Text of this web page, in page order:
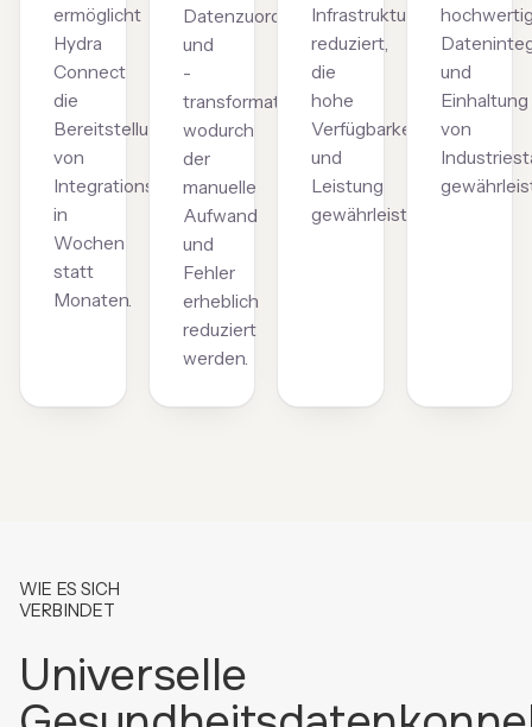
ermöglicht
Hydra
Connect
die
Bereitstellung
von
Integrationsprojekten
in
Wochen
statt
Monaten.
Datenzuordnung
und
-
transformation,
wodurch
der
manuelle
Aufwand
und
Fehler
erheblich
reduziert
werden.
Infrastruktur
reduziert,
die
hohe
Verfügbarkeit
und
Leistung
gewährleistet.
und
Einhaltung
von
WIE ES SICH
VERBINDET
Universelle